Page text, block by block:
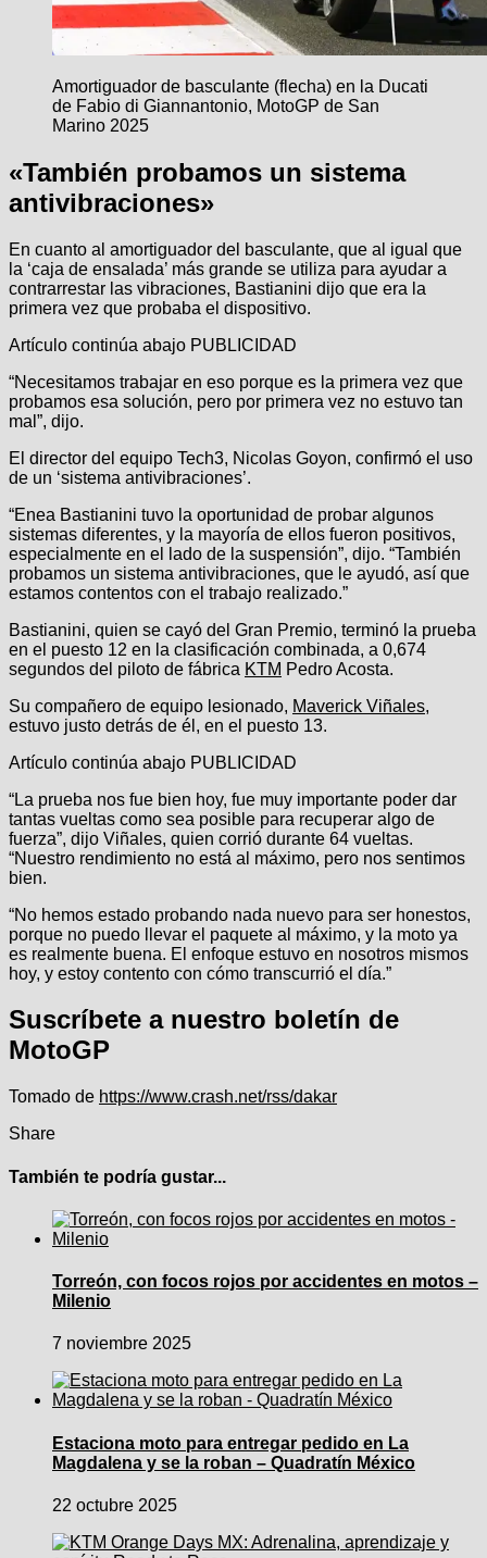
Amortiguador de basculante (flecha) en la Ducati
de Fabio di Giannantonio, MotoGP de San
Marino 2025
«También probamos un sistema
antivibraciones»
En cuanto al amortiguador del basculante, que al igual que
la ‘caja de ensalada’ más grande se utiliza para ayudar a
contrarrestar las vibraciones, Bastianini dijo que era la
primera vez que probaba el dispositivo.
Artículo continúa abajo PUBLICIDAD
“Necesitamos trabajar en eso porque es la primera vez que
probamos esa solución, pero por primera vez no estuvo tan
mal”, dijo.
El director del equipo Tech3, Nicolas Goyon, confirmó el uso
de un ‘sistema antivibraciones’.
“Enea Bastianini tuvo la oportunidad de probar algunos
sistemas diferentes, y la mayoría de ellos fueron positivos,
especialmente en el lado de la suspensión”, dijo. “También
probamos un sistema antivibraciones, que le ayudó, así que
estamos contentos con el trabajo realizado.”
Bastianini, quien se cayó del Gran Premio, terminó la prueba
en el puesto 12 en la clasificación combinada, a 0,674
segundos del piloto de fábrica KTM Pedro Acosta.
Su compañero de equipo lesionado, Maverick Viñales,
estuvo justo detrás de él, en el puesto 13.
Artículo continúa abajo PUBLICIDAD
“La prueba nos fue bien hoy, fue muy importante poder dar
tantas vueltas como sea posible para recuperar algo de
fuerza”, dijo Viñales, quien corrió durante 64 vueltas.
“Nuestro rendimiento no está al máximo, pero nos sentimos
bien.
“No hemos estado probando nada nuevo para ser honestos,
porque no puedo llevar el paquete al máximo, y la moto ya
es realmente buena. El enfoque estuvo en nosotros mismos
hoy, y estoy contento con cómo transcurrió el día.”
Suscríbete a nuestro boletín de
MotoGP
Tomado de https://www.crash.net/rss/dakar
Share
También te podría gustar...
Torreón, con focos rojos por accidentes en motos –
Milenio
7 noviembre 2025
Estaciona moto para entregar pedido en La
Magdalena y se la roban – Quadratín México
22 octubre 2025